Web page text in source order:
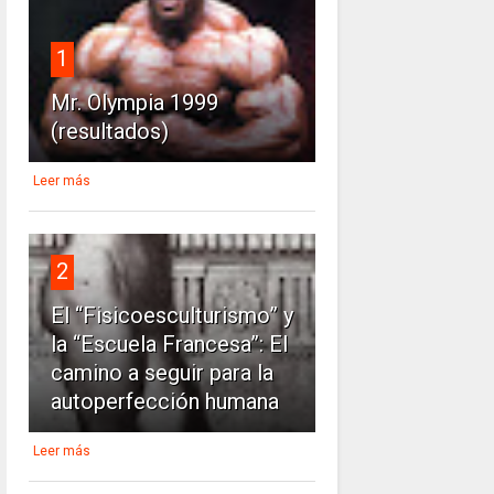
1
Mr. Olympia 1999
(resultados)
Leer más
2
El “Fisicoesculturismo” y
la “Escuela Francesa”: El
camino a seguir para la
autoperfección humana
Leer más